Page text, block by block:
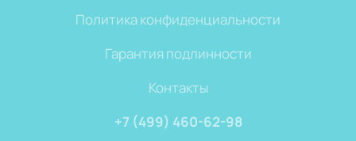
Политика конфиденциальности
Гарантия подлинности
Контакты
+7 (499) 460-62-98